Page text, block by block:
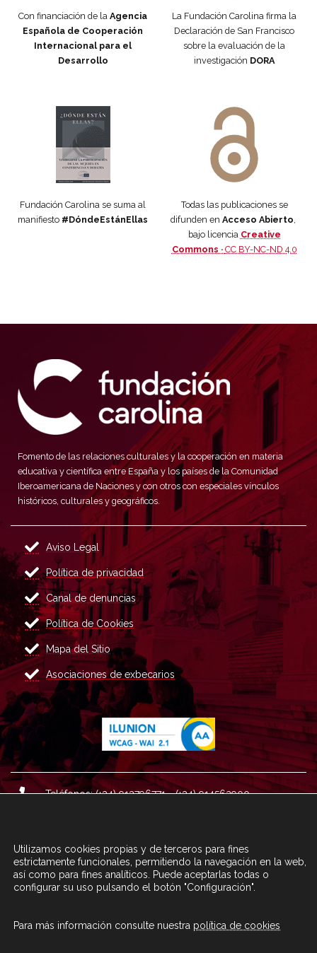
Con financiación de la Agencia
Española de Cooperación
Internacional para el
Desarrollo
La Fundación Carolina firma la
Declaración de San Francisco
sobre la evaluación de la
investigación DORA
Fundación Carolina se suma al
manifiesto #DóndeEstánEllas
Todas las publicaciones se
difunden en Acceso Abierto,
bajo licencia Creative
Commons · CC BY-NC-ND 4.0
Fomento de las relaciones culturales y la cooperación en materia
educativa y científica entre España y los países de la Comunidad
Iberoamericana de Naciones y con otros con especiales vínculos
históricos, culturales y geográficos.
Aviso Legal
Política de privacidad
Canal de denuncias
Política de Cookies
Mapa del Sitio
Asociaciones de exbecarios
Teléfonos: (+34) 913796771 - (+34) 914562900
Correo : informacion@fundacioncarolina.es
CONTACTA CON FCA TRAVÉS DEL
Utilizamos cookies propias y de terceros para fines
estrictamente funcionales, permitiendo la navegación en la web,
así como para fines analíticos. Puede aceptarlas todas o
configurar su uso pulsando el botón "Configuración".
Para más información consulte nuestra política de cookies